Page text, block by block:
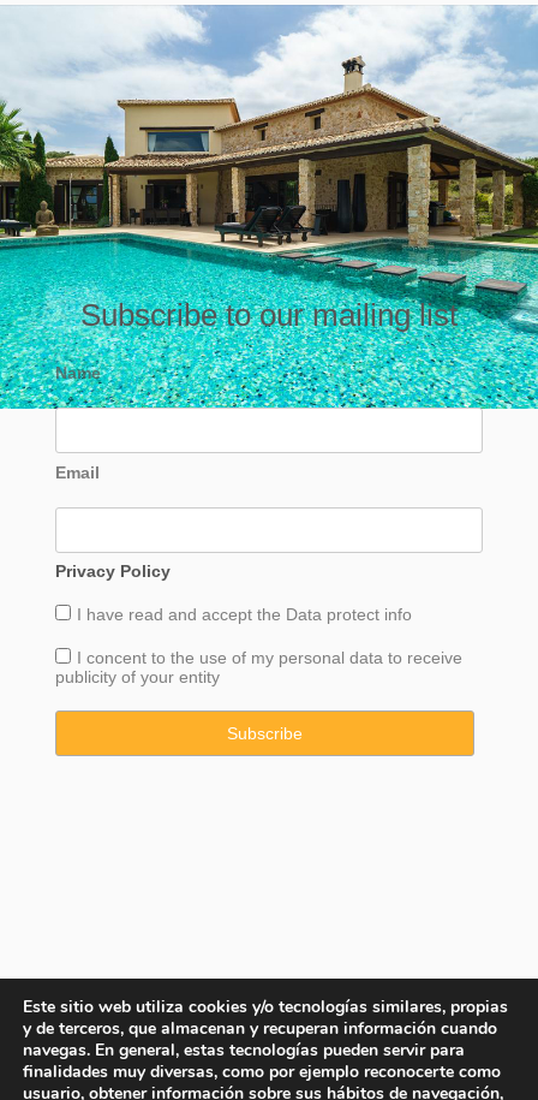
Subscribe to our mailing list
Name
Email
Privacy Policy
I have read and accept the Data protect info
I concent to the use of my personal data to receive
publicity of your entity
Este sitio web utiliza cookies y/o tecnologías similares, propias
y de terceros, que almacenan y recuperan información cuando
navegas. En general, estas tecnologías pueden servir para
finalidades muy diversas, como por ejemplo reconocerte como
usuario, obtener información sobre sus hábitos de navegación,